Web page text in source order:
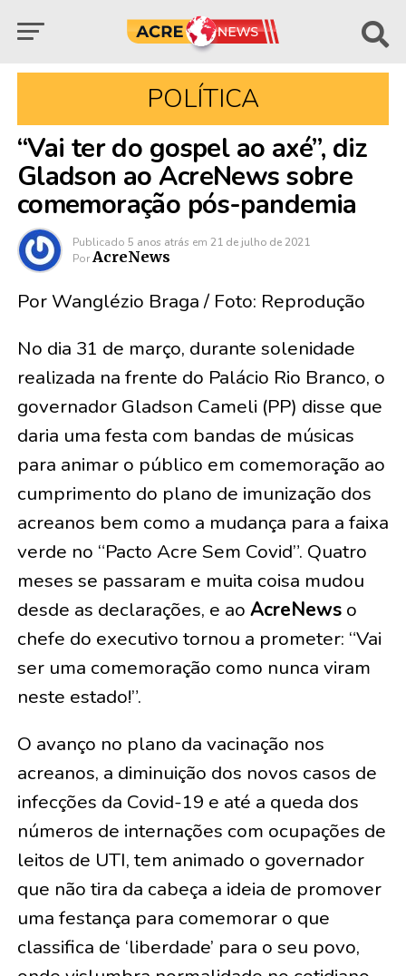
POLÍTICA
“Vai ter do gospel ao axé”, diz
Gladson ao AcreNews sobre
comemoração pós-pandemia
Publicado 5 anos atrás em 21 de julho de 2021
Por AcreNews
Por Wanglézio Braga / Foto: Reprodução
No dia 31 de março, durante solenidade
realizada na frente do Palácio Rio Branco, o
governador Gladson Cameli (PP) disse que
daria uma festa com bandas de músicas
para animar o público em comemoração ao
cumprimento do plano de imunização dos
acreanos bem como a mudança para a faixa
verde no “Pacto Acre Sem Covid”. Quatro
meses se passaram e muita coisa mudou
desde as declarações, e ao AcreNewso
chefe do executivo tornou a prometer: “Vai
ser uma comemoração como nunca viram
neste estado!”.
O avanço no plano da vacinação nos
acreanos, a diminuição dos novos casos de
infecções da Covid-19 e até a queda dos
números de internações com ocupações de
leitos de UTI, tem animado o governador
que não tira da cabeça a ideia de promover
uma festança para comemorar o que
classifica de ‘liberdade’ para o seu povo,